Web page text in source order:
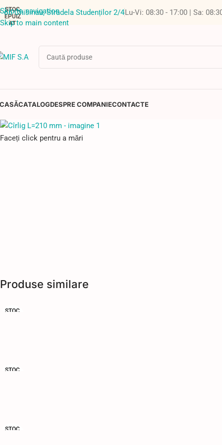
Skip to navigation
Skip to main content
or. Chisinau, Stradela Studenților 2/4Lu-Vi: 08:30 - 17:00 | Sa:
CATALOGDESPRE COMPANIECONTACTE
STOC
EPUIZ
AT
Faceți click pentru a mări
Produse similare
STOC
STOC
STOC